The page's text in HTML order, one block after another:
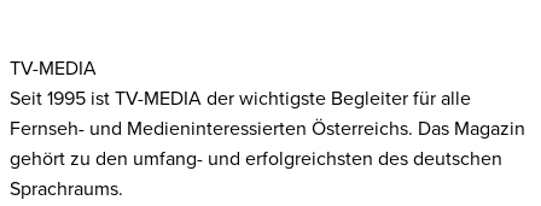
TV-MEDIA
Seit 1995 ist TV-MEDIA der wichtigste Begleiter für alle
Fernseh- und Medieninteressierten Österreichs. Das Magazin
gehört zu den umfang- und erfolgreichsten des deutschen
Sprachraums.